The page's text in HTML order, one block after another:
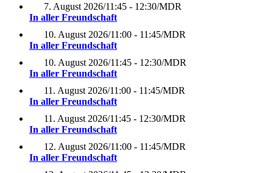
7. August 2026/11:45 - 12:30/MDR
In aller Freundschaft
10. August 2026/11:00 - 11:45/MDR
In aller Freundschaft
10. August 2026/11:45 - 12:30/MDR
In aller Freundschaft
11. August 2026/11:00 - 11:45/MDR
In aller Freundschaft
11. August 2026/11:45 - 12:30/MDR
In aller Freundschaft
12. August 2026/11:00 - 11:45/MDR
In aller Freundschaft